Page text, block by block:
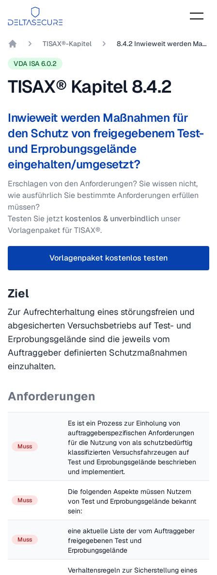
DeltaSecure
TISAX®-Kapitel 8.4.2 Inwieweit werden Maßnahmen für den Schutz von freigegebenem Test- und Erprobungsgelände eingehalten/umgesetzt?
VDA ISA 6.0.2
TISAX® Kapitel 8.4.2
Inwieweit werden Maßnahmen für
den Schutz von freigegebenem Test-
und Erprobungsgelände
eingehalten/umgesetzt?
Erschlagen von den Anforderungen? Sie wissen nicht,
wie ausführlich Sie bestimmte Anforderungen erfüllen
müssen?
Testen Sie jetzt kostenlos & unverbindlich unser
Vorlagenpaket für TISAX®.
Vorlagenpaket kostenlos testen
Ziel
Zur Aufrechterhaltung eines störungsfreien und
abgesicherten Versuchsbetriebs auf Test- und
Erprobungsgelände sind die jeweils vom
Auftraggeber definierten Schutzmaßnahmen
einzuhalten.
Anforderungen
Muss
Es ist ein Prozess zur Einholung von
auftraggeberspezifischen Anforderungen
für die Nutzung von als schutzbedürftig
klassifizierten Versuchsfahrzeugen auf
Test und Erprobungsgelände beschrieben
und implementiert.
Muss
Die folgenden Aspekte müssen Nutzern
von Test und Erprobungsgelände bekannt
sein:
Muss
eine aktuelle Liste der vom Auftraggeber
freigegebenen Test und
Erprobungsgelände
Verhaltensregeln zur Sicherstellung eines